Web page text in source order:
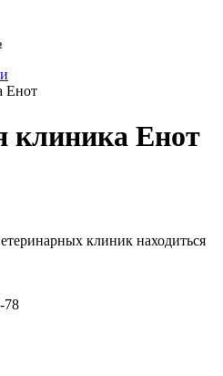
Енот
клиника Енот
клиник находиться
78